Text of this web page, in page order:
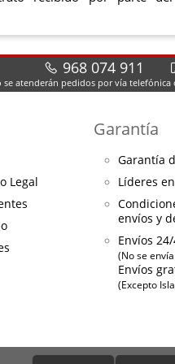
968 074 911
se atenderán pedidos por vía telefónica
Legal
Garantía
Garantía
Líderes
envíos y
Envíos
(No se
Envíos
(Excepto